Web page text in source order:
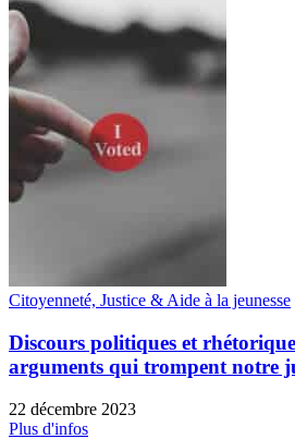
Citoyenneté, Justice & Aide à la jeunesse
Discours politiques et
arguments qui trompent notre
22 décembre 2023
Plus d'infos